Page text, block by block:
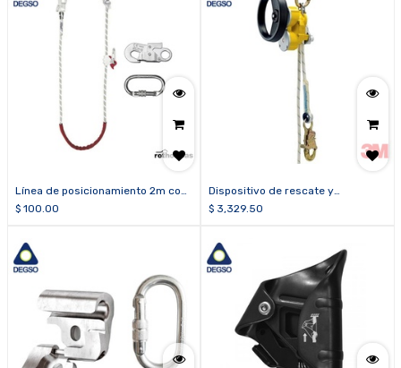
Línea de posicionamiento 2m con
freno aluminio AS4597
$ 100.00
Dispositivo de rescate y
descenso 3M™ DBI-SALA®
$ 3,329.50